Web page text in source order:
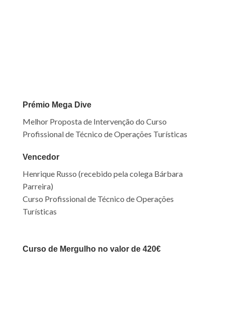
Prémio Mega Dive
Melhor Proposta de Intervenção do Curso
Profissional de Técnico de Operações Turísticas
Vencedor
Henrique Russo (recebido pela colega Bárbara
Parreira)
Curso Profissional de Técnico de Operações
Turísticas
Curso de Mergulho no valor de 420€